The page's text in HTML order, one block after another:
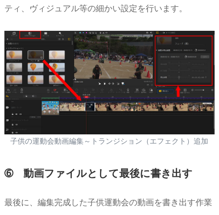
ティ、ヴィジュアル等の細かい設定を行います。
子供の運動会動画編集～トランジション（エフェクト）追加
➅ 動画ファイルとして最後に書き出す
最後に、編集完成した子供運動会の動画を書き出す作業